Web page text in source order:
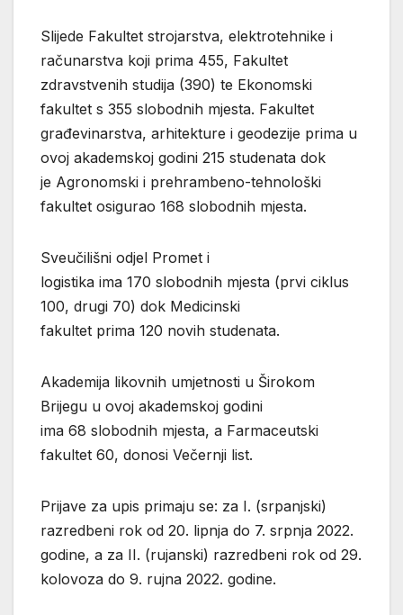
Slijede Fakultet strojarstva, elektrotehnike i
računarstva koji prima 455, Fakultet
zdravstvenih studija (390) te Ekonomski
fakultet s 355 slobodnih mjesta. Fakultet
građevinarstva, arhitekture i geodezije prima u
ovoj akademskoj godini 215 studenata dok
je Agronomski i prehrambeno-tehnološki
fakultet osigurao 168 slobodnih mjesta.
Sveučilišni odjel Promet i
logistika ima 170 slobodnih mjesta (prvi ciklus
100, drugi 70) dok Medicinski
fakultet prima 120 novih studenata.
Akademija likovnih umjetnosti u Širokom
Brijegu u ovoj akademskoj godini
ima 68 slobodnih mjesta, a Farmaceutski
fakultet 60, donosi Večernji list.
Prijave za upis primaju se: za I. (srpanjski)
razredbeni rok od 20. lipnja do 7. srpnja 2022.
godine, a za II. (rujanski) razredbeni rok od 29.
kolovoza do 9. rujna 2022. godine.